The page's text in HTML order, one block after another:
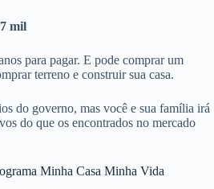
mil
para pagar. E pode comprar um
terreno e construir sua casa.
do governo, mas você e sua família irá
do que os encontrados no mercado
Minha Casa Minha Vida